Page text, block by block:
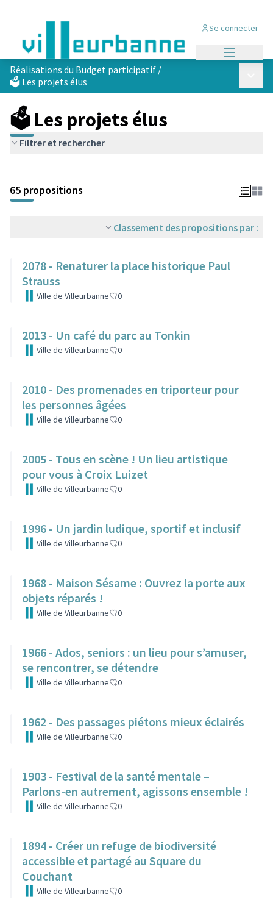
Se connecter
Réalisations du Budget participatif /
🗳️ Les projets élus
🗳️ Les projets élus
Filtrer et rechercher
+
−
65 propositions
Classement des propositions par :
2078 - Renaturer la place historique Paul
Strauss
Ville de Villeurbanne 0
2013 - Un café du parc au Tonkin
Ville de Villeurbanne 0
2010 - Des promenades en triporteur pour
les personnes âgées
Ville de Villeurbanne 0
2005 - Tous en scène ! Un lieu artistique
pour vous à Croix Luizet
Ville de Villeurbanne 0
1996 - Un jardin ludique, sportif et inclusif
Ville de Villeurbanne 0
1968 - Maison Sésame : Ouvrez la porte aux
objets réparés !
Ville de Villeurbanne 0
1966 - Ados, seniors : un lieu pour s’amuser,
se rencontrer, se détendre
Ville de Villeurbanne 0
1962 - Des passages piétons mieux éclairés
Ville de Villeurbanne 0
1903 - Festival de la santé mentale –
Parlons-en autrement, agissons ensemble !
Ville de Villeurbanne 0
1894 - Créer un refuge de biodiversité
accessible et partagé au Square du
Couchant
Ville de Villeurbanne 0